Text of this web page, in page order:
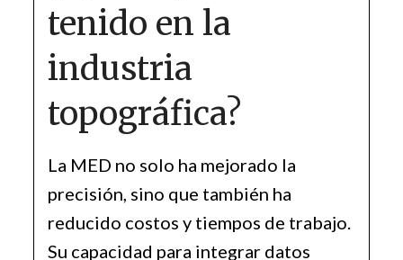
tenido en la
industria
topográfica?
La MED no solo ha mejorado la
precisión, sino que también ha
reducido costos y tiempos de trabajo.
Su capacidad para integrar datos